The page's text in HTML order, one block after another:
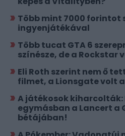
Több mint 7000 forintot
ingyenjátékával
Több tucat GTA 6
színésze, de a
Eli Roth szerint nem ő
filmet, a Lionsgate volt
A játékosok
egymásban a Lancert a
bétájában!